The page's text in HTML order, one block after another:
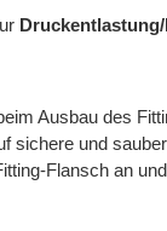
Ausbau des
sichere und
Flansch an